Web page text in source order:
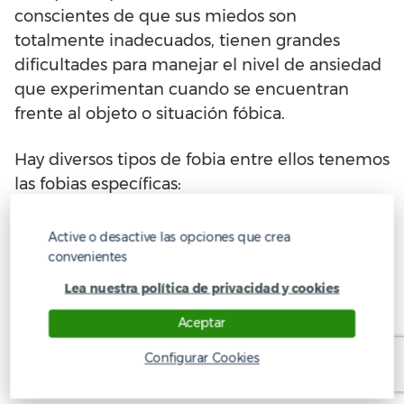
conscientes de que sus miedos son
totalmente inadecuados, tienen grandes
dificultades para manejar el nivel de ansiedad
que experimentan cuando se encuentran
frente al objeto o situación fóbica.
Hay diversos tipos de fobia entre ellos tenemos
las fobias específicas:
Fobia a las alturas
Sangre
Active o desactive las opciones que crea
convenientes
Lea nuestra política de privacidad y cookies
Aceptar
Configurar Cookies